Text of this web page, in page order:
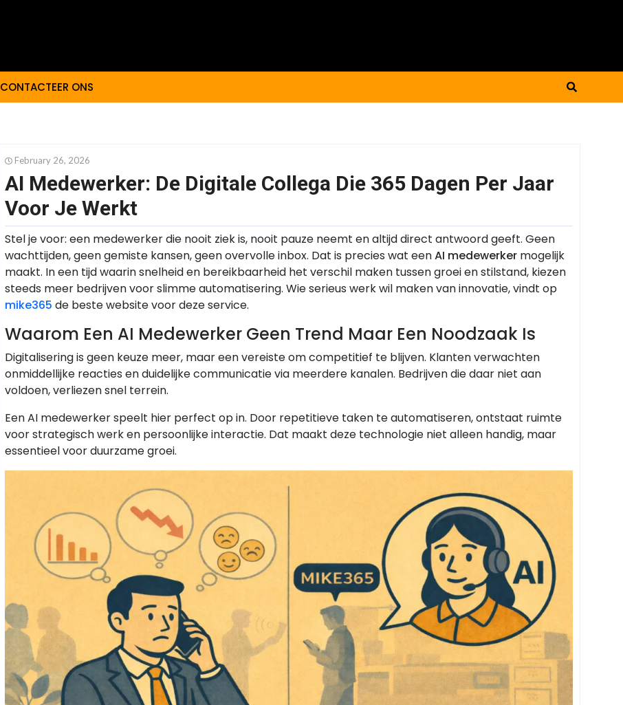
CONTACTEER ONS
February 26, 2026
AI Medewerker: De Digitale Collega Die 365 Dagen Per Jaar
Voor Je Werkt
Stel je voor: een medewerker die nooit ziek is, nooit pauze neemt en altijd direct antwoord geeft. Geen
wachttijden, geen gemiste kansen, geen overvolle inbox. Dat is precies wat eenAI medewerker mogelijk
maakt. In een tijd waarin snelheid en bereikbaarheid het verschil maken tussen groei en stilstand, kiezen
steeds meer bedrijven voor slimme automatisering. Wie serieus werk wil maken van innovatie, vindt op
mike365 de beste website voor deze service.
Waarom Een AI Medewerker Geen Trend Maar Een Noodzaak Is
Digitalisering is geen keuze meer, maar een vereiste om competitief te blijven. Klanten verwachten
onmiddellijke reacties en duidelijke communicatie via meerdere kanalen. Bedrijven die daar niet aan
voldoen, verliezen snel terrein.
Een AI medewerker speelt hier perfect op in. Door repetitieve taken te automatiseren, ontstaat ruimte
voor strategisch werk en persoonlijke interactie. Dat maakt deze technologie niet alleen handig, maar
essentieel voor duurzame groei.